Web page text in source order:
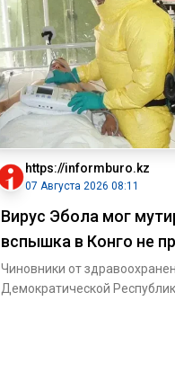
https://informburo.kz
07 Августа 2026 08:11
Вирус Эбола мог
вспышка в Конго не
Чиновники от
Демократической